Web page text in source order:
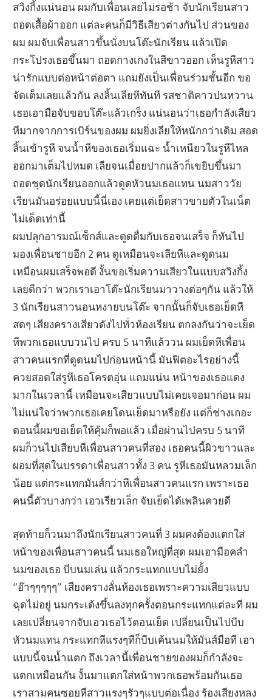
สวิงกิ้งแน่นอน ผมกับเพื่อนเลยไม่รอช้า จับนักเรียนสาว
ถอดเสื้อผ้าออก แต่ละคนก็มีวิธีเสียวต่างกันไป ส่วนของ
ผม ผมจับเพื่อนสาวขึ้นนั่งบนโต๊ะนักเรียน แล้วเปิด
กระโปรงเธอขึ้นมา ถอดกางเกงในสีขาวออก เห็นรูหีสาว
น่ารักแบบต่อหน้าต่อตา แถมยังเป็นเพื่อนร่วมชั้นอีก ขอ
จัดเต็มเลยแล้วกัน ลงลิ้นเลียหีทันที รสชาติคาวปนหวาน
เธอเอามือจับขอบโต๊ะแล้วเกร็ง แน่นอนว่าเธอกำลังเสียว
หีมากจากการเบิร์นของผม ผมยิ่งเลียให้หนักกว่าเดิม สอด
ลิ้นเข้ารูหี จนน้ำหีของเธอเริ่มแฉะ น้ำเหนียวในรูหีไหล
ออกมาเต็มไปหมด เลียจนเมื่อยปากแล้วก็เขยิบขึ้นมา
ถอดชุดนักเรียนออกแล้วดูดหัวนมเธอแทน นมสาววัย
เรียนมันอร่อยแบบนี้นี่เอง เคยแต่เย็ดสาวขายตัวในเน็ต
ไม่เด็ดเท่านี้
ผมปลุกอารมณ์เซ็กส์และดูดดื่มกับเธอจนเสร็จ ก็หันไป
มองเพื่อนชายอีก 2 คน ดูเหมือนจะเลียหีและดูดนม
เหมือนผมเสร็จพอดี งั้นขอเริ่มความเสียวในแบบสวิงกิ้ง
เลยดีกว่า พวกเราเอาโต๊ะนักเรียนมาวางต่อๆกัน แล้วให้
3 นักเรียนสาวนอนหงายบนโต๊ะ จากนั้นก็จับเธอเย็ดหี
สดๆ เสียงครางเสียวดังไปทั่วห้องเรียน ตกลงกันว่าจะเย็ด
หีพวกเธอแบบวนไป ครบ 5 นาทีแล้ววน ผมเย็ดหีเพื่อน
สาวคนแรกที่ดูดนมไปก่อนหน้านี้ มันฟิตอะไรอย่างนี้
ควยสอดใส่รูหีเธอโครตอุ่น แถมแน่น หน้าของเธอแดง
มากในเวลานี้ เหมือนจะเสียวแบบไม่เคยเจอมาก่อน ผม
ไม่แน่ใจว่าพวกเธอเคยโดนเย็ดมาหรือยัง แต่ก็ช่างเถอะ
ตอนนี้ผมขอเย็ดให้คุ้มก็พอแล้ว เมื่อผ่านไปครบ 5 นาที
ผมก็วนไปเสียบหีเพื่อนสาวคนที่สอง เธอคนนี้ผิวขาวและ
ผอมที่สุดในบรรดาเพื่อนสาวทั้ง 3 คน รูหีเธอมันหลวมเล็ก
น้อย แต่กระแทกมันส์กว่าหีเพื่อนสาวคนแรก เพราะเธอ
คนนี้ตัวบางกว่า เอวเรียวเล็ก จับเย็ดได้เพลินควยดี
สุดท้ายก็วนมาถึงนักเรียนสาวคนที่ 3 ผมคงต้องแตกใส่
หน้าของเพื่อนสาวคนนี้ นมเธอใหญ่ที่สุด ผมเอามือคลำ
นมของเธอ บีบนมเล่น แล้วกระแทกแบบไม่ยั้ง
“อ๊าๆๆๆๆๆ” เสียงครางลั่นห้องเธอเพราะความเสียวแบบ
ฉุดไม่อยู่ นมกระเด้งขึ้นลงทุกครั้งตอนกระแทกแต่ละที ผม
เลยเปลี่ยนจากจับเอวเธอไว้ตอนเย็ด เปลี่ยนเป็นไปบีบ
หัวนมแทน กระแทกหีแรงๆทีก็บีบเค้นนมให้มันส์มือที เอา
แบบนี้จนน้ำแตก ถึงเวลานี้เพื่อนชายของผมก็กำลังจะ
แตกเหมือนกัน งั้นมาแตกใส่หน้าพวกเธอพร้อมกันเธอ
เราสามคนซอยหีสาวแรงๆรัวๆแบบต่อเนื่อง ร้องเสียงหลง